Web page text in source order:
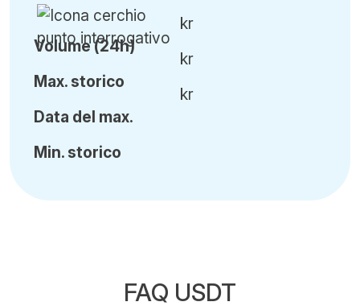
Volume (24h)
Max. storico
Data del max.
Min. storico
kr
kr
kr
FAQ USDT